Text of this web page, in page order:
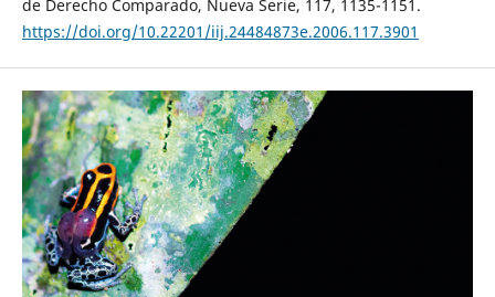
de Derecho Comparado, Nueva Serie, 117, 1135-1151.
https://doi.org/10.22201/iij.24484873e.2006.117.3901